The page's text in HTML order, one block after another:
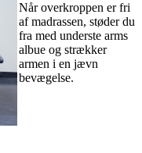
Når overkroppen er fri
af madrassen, støder du
fra med underste arms
albue og strækker
armen i en jævn
bevægelse.